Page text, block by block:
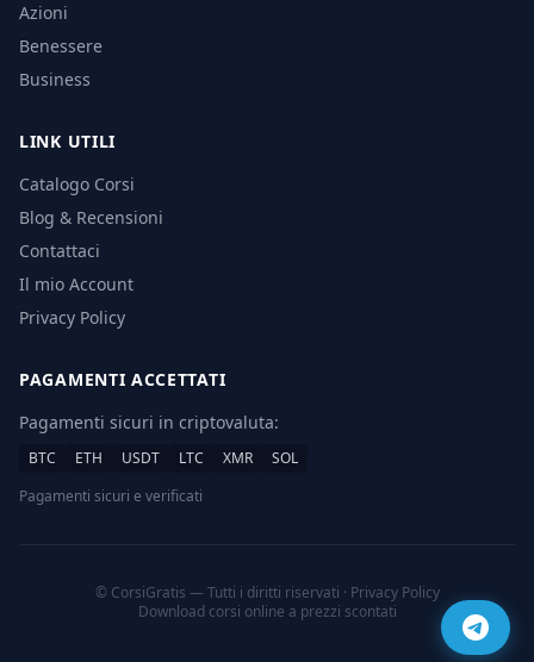
Azioni
Benessere
Business
LINK UTILI
Catalogo Corsi
Blog & Recensioni
Contattaci
Il mio Account
Privacy Policy
PAGAMENTI ACCETTATI
Pagamenti sicuri in criptovaluta:
BTC ETH USDT LTC XMR
SOL
Pagamenti sicuri e verificati
© CorsiGratis — Tutti i diritti riservati · Privacy Policy
Download corsi online a prezzi scontati